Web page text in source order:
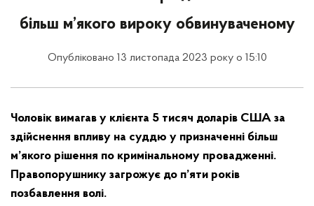
більш м’якого вироку обвинуваченому
Опубліковано 13 листопада 2023 року о 15:10
Чоловік вимагав у клієнта 5 тисяч доларів США за
здійснення впливу на суддю у призначенні більш
м’якого рішення по кримінальному провадженні.
Правопорушнику загрожує до п’яти років
позбавлення волі.